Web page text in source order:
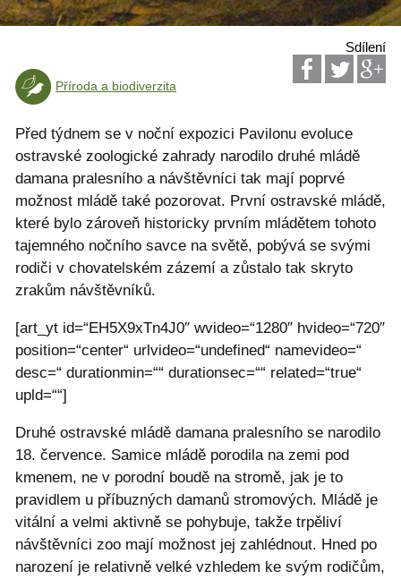
Sdílení
Příroda a biodiverzita
Před týdnem se v noční expozici Pavilonu evoluce
ostravské zoologické zahrady narodilo druhé mládě
damana pralesního a návštěvníci tak mají poprvé
možnost mládě také pozorovat. První ostravské mládě,
které bylo zároveň historicky prvním mládětem tohoto
tajemného nočního savce na světě, pobývá se svými
rodiči v chovatelském zázemí a zůstalo tak skryto
zrakům návštěvníků.
[art_yt id=“EH5X9xTn4J0″ wvideo=“1280″ hvideo=“720″
position=“center“ urlvideo=“undefined“ namevideo=“
desc=“ durationmin=““ durationsec=““ related=“true“
upld=““]
Druhé ostravské mládě damana pralesního se narodilo
18. července. Samice mládě porodila na zemi pod
kmenem, ne v porodní boudě na stromě, jak je to
pravidlem u příbuzných damanů stromových. Mládě je
vitální a velmi aktivně se pohybuje, takže trpěliví
návštěvníci zoo mají možnost jej zahlédnout. Hned po
narození je relativně velké vzhledem ke svým rodičům,